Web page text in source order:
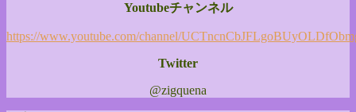
Youtubeチャンネル
https://www.youtube.com/channel/
Twitter
@zigquena